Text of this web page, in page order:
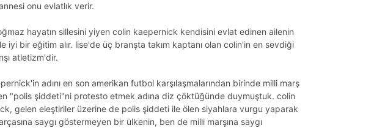
onu evlatlık verir.
hayatın sillesini yiyen colin kaepernick kendisini evlat edinen ailenin
iyi bir eğitim alır. lise'de üç branşta takım kaptanı olan colin'in en sevdiği
atletizm'dir.
adını en son amerikan futbol karşılaşmalarından birinde milli marş
"polis şiddeti"ni protesto etmek adına diz çöktüğünde duymuştuk. colin
gelen eleştiriler üzerine de polis şiddeti ile ölen siyahlara vurgu yaparak
saygı göstermeyen bir ülkenin, ben de milli marşına saygı